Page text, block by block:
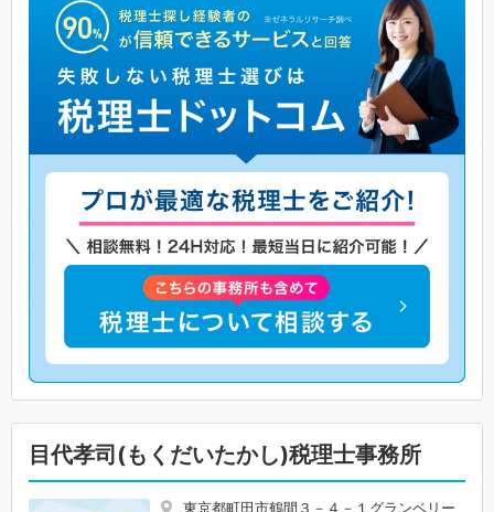
目代孝司(もくだいたかし)税理士事務所
東京都町田市鶴間３－４－１グランベリー